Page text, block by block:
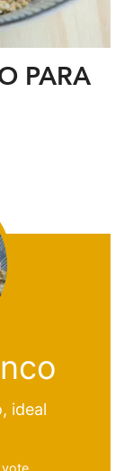
PARA
ideal